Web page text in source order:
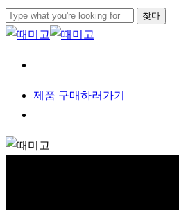
본문으로
건너뛰기
찾다
검색
메뉴
제 품 구매하러 가기